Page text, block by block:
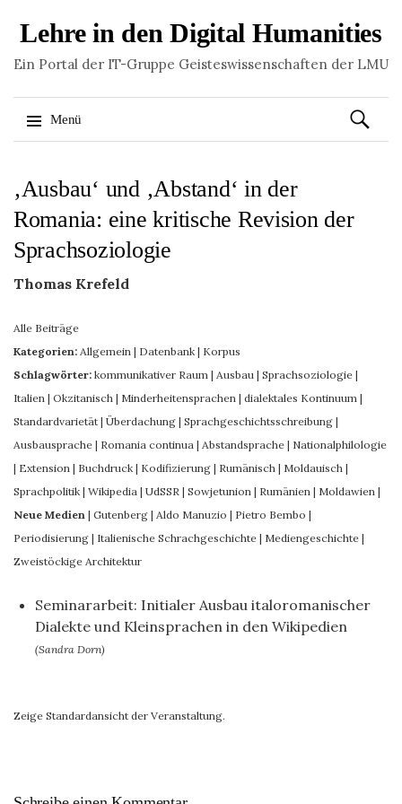
Lehre in den Digital Humanities
Ein Portal der IT-Gruppe Geisteswissenschaften der LMU
Menü
zum
Suchen
nach:
‚Ausbau‘ und ‚Abstand‘ in der
Romania: eine kritische Revision der
Sprachsoziologie
Thomas Krefeld
Alle Beiträge
Kategorien: Allgemein | Datenbank | Korpus
Schlagwörter: kommunikativer Raum | Ausbau | Sprachsoziologie |
Italien | Okzitanisch | Minderheitensprachen | dialektales Kontinuum |
Standardvarietät | Überdachung | Sprachgeschichtsschreibung |
Ausbausprache | Romania continua | Abstandsprache | Nationalphilologie
| Extension | Buchdruck | Kodifizierung | Rumänisch | Moldauisch |
Sprachpolitik | Wikipedia | UdSSR | Sowjetunion | Rumänien | Moldawien |
Neue Medien | Gutenberg | Aldo Manuzio | Pietro Bembo |
Periodisierung | Italienische Schrachgeschichte | Mediengeschichte |
Zweistöckige Architektur
Seminararbeit: Initialer Ausbau italoromanischer
Dialekte und Kleinsprachen in den Wikipedien
(Sandra Dorn)
Zeige Standardansicht der Veranstaltung.